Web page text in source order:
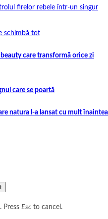
firelor rebele într-un singur
schimbă tot
care transformă orice zi
care se poartă
natura l-a lansat cu mult înaintea
Press Esc to cancel.